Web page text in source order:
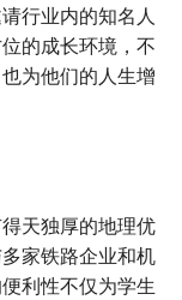
行业内的知名人
的成长环境，不
为他们的人生增
天独厚的地理优
家铁路企业和机
利性不仅为学生